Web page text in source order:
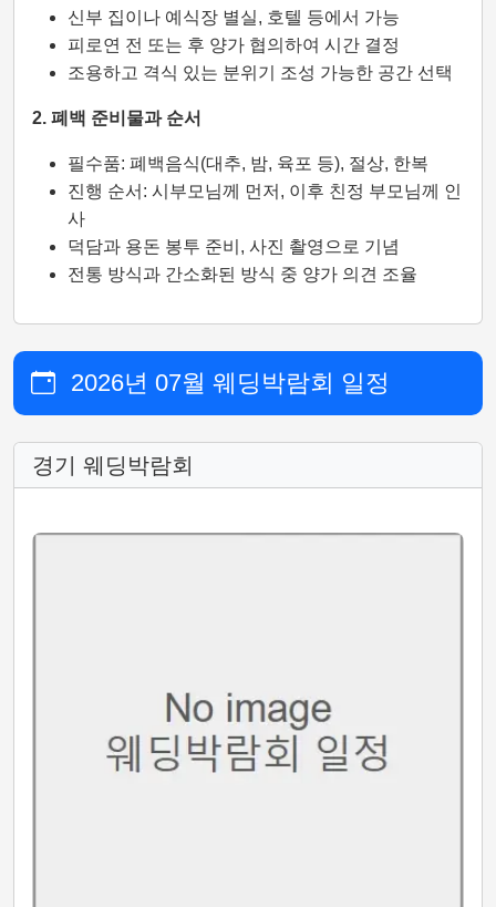
신부 집이나 예식장 별실, 호텔 등에서 가능
피로연 전 또는 후 양가 협의하여 시간 결정
조용하고 격식 있는 분위기 조성 가능한 공간 선택
2. 폐백 준비물과 순서
필수품: 폐백음식(대추, 밤, 육포 등), 절상, 한복
진행 순서: 시부모님께 먼저, 이후 친정 부모님께 인
사
덕담과 용돈 봉투 준비, 사진 촬영으로 기념
전통 방식과 간소화된 방식 중 양가 의견 조율
2026년 07월 웨딩박람회 일정
경기 웨딩박람회